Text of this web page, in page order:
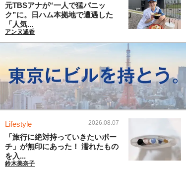
元TBSアナが“一人で猛パニッ
ク”に。日ハム本拠地で遭遇した
「人気...
アンヌ遙香
Lifestyle 2026.08.07
「旅行に絶対持っていきたいポー
チ」が無印にあった！ 濡れたもの
を入...
鈴木美奈子